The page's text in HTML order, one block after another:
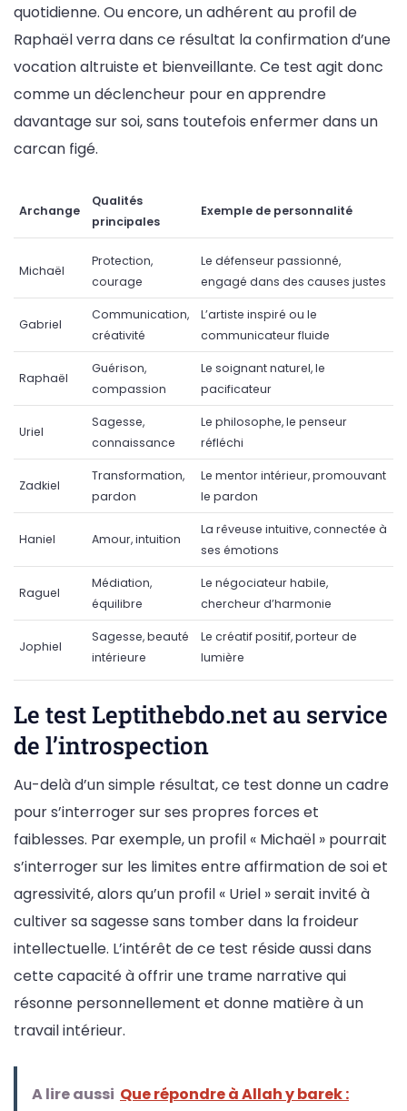
quotidienne. Ou encore, un adhérent au profil de
Raphaël verra dans ce résultat la confirmation d’une
vocation altruiste et bienveillante. Ce test agit donc
comme un déclencheur pour en apprendre
davantage sur soi, sans toutefois enfermer dans un
carcan figé.
Archange
Qualités
principales
Exemple de personnalité
Michaël
Protection,
courage
Le défenseur passionné,
engagé dans des causes justes
Gabriel
Communication,
créativité
L’artiste inspiré ou le
communicateur fluide
Raphaël
Guérison,
compassion
Le soignant naturel, le
pacificateur
Uriel
Sagesse,
connaissance
Le philosophe, le penseur
réfléchi
Zadkiel
Transformation,
pardon
Le mentor intérieur, promouvant
le pardon
Haniel Amour, intuition
La rêveuse intuitive, connectée à
ses émotions
Raguel
Médiation,
équilibre
Le négociateur habile,
chercheur d’harmonie
Jophiel
Sagesse, beauté
intérieure
Le créatif positif, porteur de
lumière
Le test Leptithebdo.net au service
de l’introspection
Au-delà d’un simple résultat, ce test donne un cadre
pour s’interroger sur ses propres forces et
faiblesses. Par exemple, un profil « Michaël » pourrait
s’interroger sur les limites entre affirmation de soi et
agressivité, alors qu’un profil « Uriel » serait invité à
cultiver sa sagesse sans tomber dans la froideur
intellectuelle. L’intérêt de ce test réside aussi dans
cette capacité à offrir une trame narrative qui
résonne personnellement et donne matière à un
travail intérieur.
A lire aussi Que répondre à Allah y barek :